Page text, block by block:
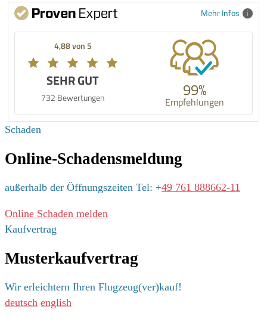
Mehr Infos
4,88 von 5
SEHR GUT
732 Bewertungen 99%
Empfehlungen
Schaden
Online-Schadensmeldung
außerhalb der Öffnungszeiten Tel: +49 761 888662-11
Online Schaden melden
Kaufvertrag
Musterkaufvertrag
Wir erleichtern Ihren Flugzeug(ver)kauf!
deutsch english